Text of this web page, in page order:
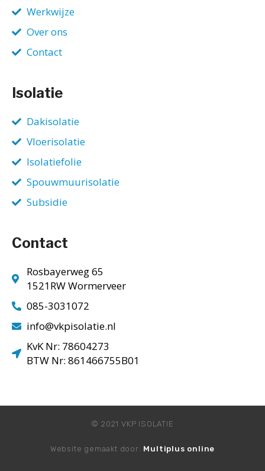
Werkwijze
Over ons
Contact
Isolatie
Dakisolatie
Vloerisolatie
Isolatiefolie
Spouwmuurisolatie
Subsidie
Contact
Rosbayerweg 65
1521RW Wormerveer
085-3031072
info@vkpisolatie.nl
KvK Nr: 78604273
BTW Nr: 861466755B01
© 2021 VKP ISOLATIE
Website gemaakt door: Multiplus online